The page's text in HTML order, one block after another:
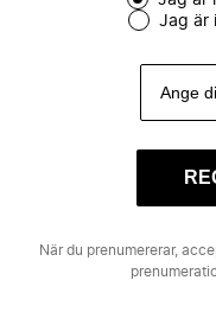
Jag är
När du prenumererar,